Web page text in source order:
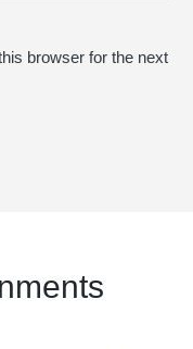
browser for the next